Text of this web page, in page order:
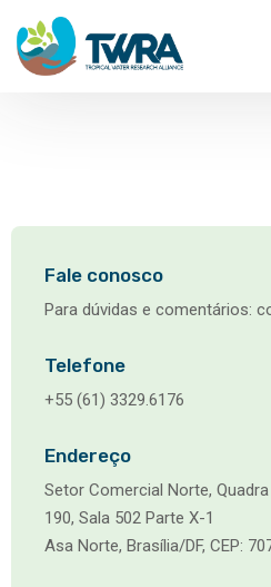
Fale conosco
Para dúvidas e comentários:
Telefone
+55 (61) 3329.6176
Endereço
Setor Comercial Norte,
190, Sala 502 Parte X-1
Asa Norte, Brasília/DF, CEP: